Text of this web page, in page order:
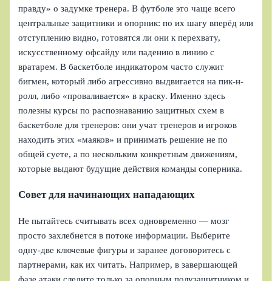
правду» о задумке тренера. В футболе это чаще всего
центральные защитники и опорник: по их шагу вперёд или
отступлению видно, готовятся ли они к перехвату,
искусственному офсайду или падению в линию с
вратарем. В баскетболе индикатором часто служит
бигмен, который либо агрессивно выдвигается на пик-н-
ролл, либо «проваливается» в краску. Именно здесь
полезны курсы по распознаванию защитных схем в
баскетболе для тренеров: они учат тренеров и игроков
находить этих «маяков» и принимать решение не по
общей суете, а по нескольким конкретным движениям,
которые выдают будущие действия команды соперника.
Совет для начинающих нападающих
Не пытайтесь считывать всех одновременно — мозг
просто захлебнется в потоке информации. Выберите
одну‑две ключевые фигуры и заранее договоритесь с
партнерами, как их читать. Например, в завершающей